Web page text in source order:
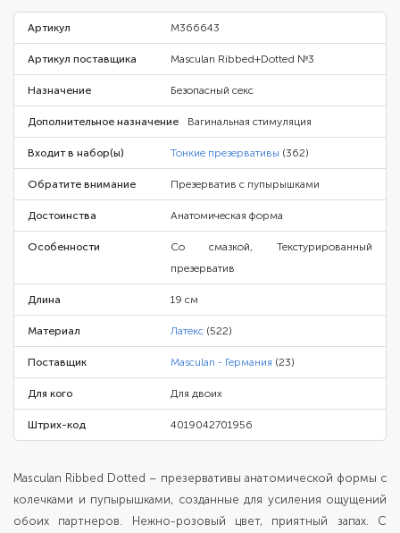
Артикул M366643
Артикул поставщика Masculan Ribbed+Dotted №3
Назначение Безопасный секс
Дополнительное назначение Вагинальная стимуляция
Входит в набор(ы) Тонкие презервативы (362)
Обратите внимание Презерватив с пупырышками
Достоинства Анатомическая форма
Особенности
Со смазкой, Текстурированный
презерватив
Длина 19 см
Материал Латекс (522)
Поставщик Masculan - Германия (23)
Для кого Для двоих
Штрих-код 4019042701956
Masculan Ribbed Dotted – презервативы анатомической формы с
колечками и пупырышками, созданные для усиления ощущений
обоих партнеров. Нежно-розовый цвет, приятный запах. С